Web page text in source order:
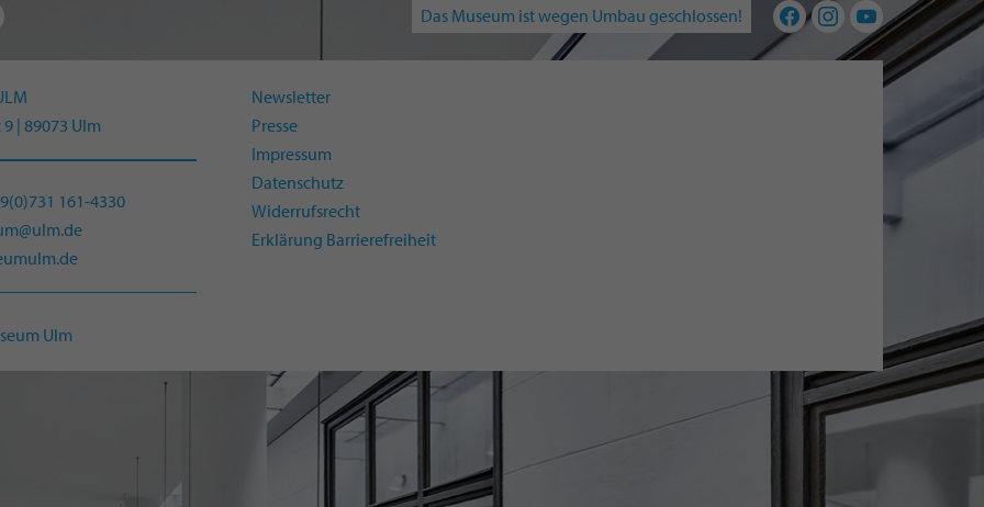
Das Museum ist wegen Umbau geschlossen!
| 89073 Ulm
161-4330
Newsletter
Presse
Impressum
Datenschutz
Widerrufsrecht
Erklärung Barrierefreiheit
Ulm